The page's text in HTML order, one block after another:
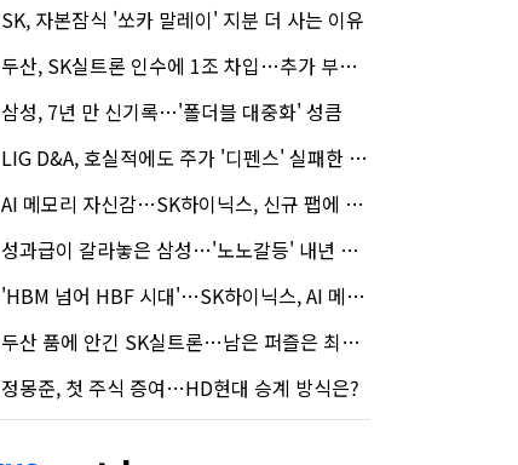
SK, 자본잠식 '쏘카 말레이' 지분 더 사는 이유
두산, SK실트론 인수에 1조 차입…추가 부담은?
삼성, 7년 만 신기록…'폴더블 대중화' 성큼
LIG D&A, 호실적에도 주가 '디펜스' 실패한 이유
AI 메모리 자신감…SK하이닉스, 신규 팹에 54조 투자
성과급이 갈라놓은 삼성…'노노갈등' 내년 교섭 판 흔들까
'HBM 넘어 HBF 시대'…SK하이닉스, AI 메모리 표준 선점 나섰다
두산 품에 안긴 SK실트론…남은 퍼즐은 최태원 지분 29.4%
정몽준, 첫 주식 증여…HD현대 승계 방식은?